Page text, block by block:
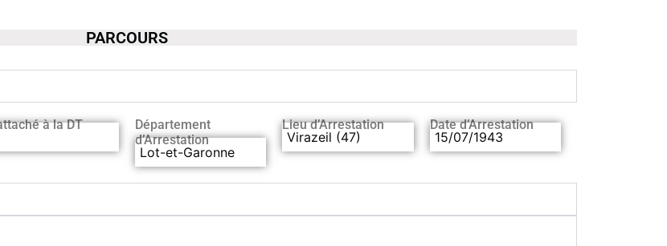
PARCOURS
à la DT
Département
d’Arrestation
Lot-et-Garonne
Lieu d’Arrestation
Virazeil (47)
Date d’Arrestation
15/07/1943